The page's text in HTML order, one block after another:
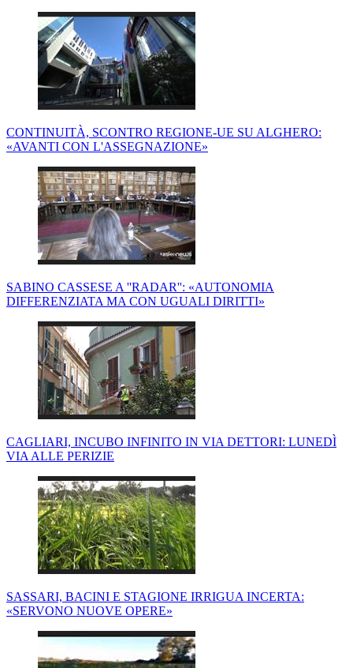
CONTINUITÀ, SCONTRO REGIONE-UE SU ALGHERO:
«AVANTI CON L'ASSEGNAZIONE»
SABINO CASSESE A ''RADAR'': «AUTONOMIA
DIFFERENZIATA MA CON UGUALI DIRITTI»
CAGLIARI, INCUBO INFINITO IN VIA DETTORI: LUNEDÌ
VIA ALLE PERIZIE
SASSARI, BACINI E STAGIONE IRRIGUA INCERTA:
«SERVONO NUOVE OPERE»